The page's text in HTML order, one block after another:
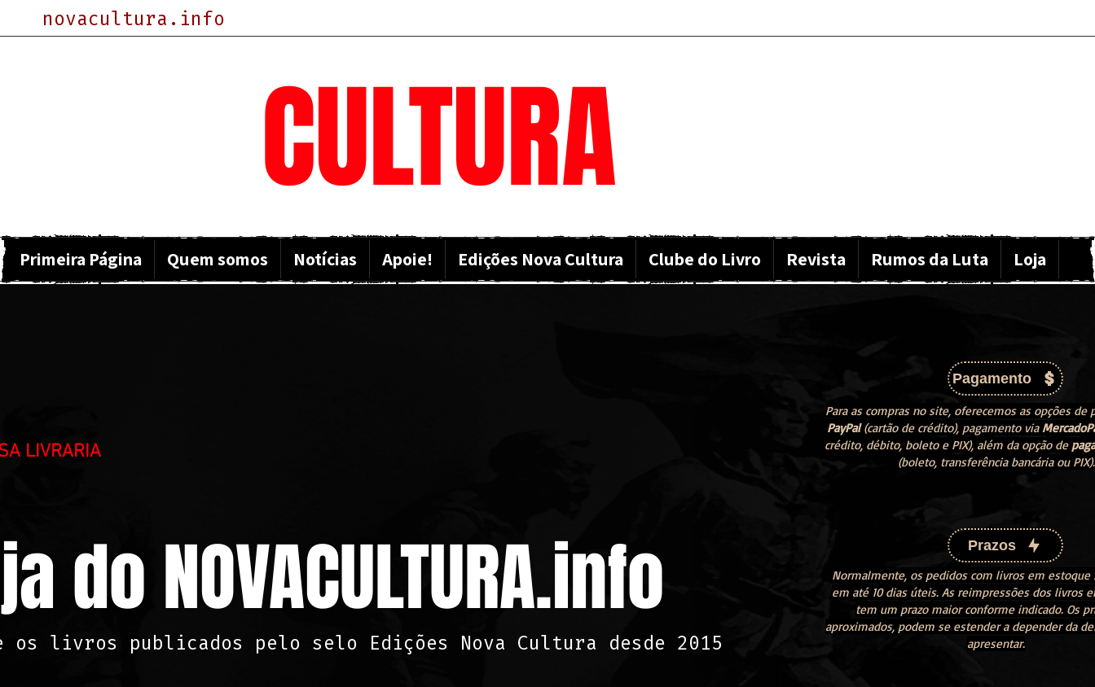
novacultura.info
CULTURA
Primeira Página Quem somos Notícias Apoie! Edições Nova Cultura Clube do Livro Revista Rumos da Luta Loja
Pagamento
LIVRARIA
do NOVACULTURA.info
os livros publicados pelo selo Edições Nova Cultura desde 2015
Para as compras no site, oferecemos as opções de
PayPal(cartão de crédito), pagamento via
crédito, débito, boleto e PIX), além da opção de
(boleto, transferência bancária ou PIX).
Prazos
Normalmente, os pedidos com livros em estoque
em até 10 dias úteis. As reimpressões dos livros
tem um prazo maior conforme indicado. Os
aproximados, podem se estender a depender da
apresentar.